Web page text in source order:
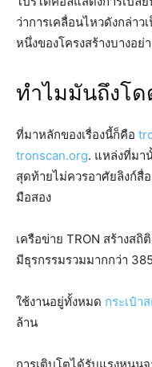
ว่าการเคลื่อนไหวดังกล่า
หนึ่งของโครงสร้างบางอย่
ทำไมมันถึงโด
ที่มาหลักของเรื่องนี้ก็คือ
tronscan.org. แหล่งที่มา
สุดท้ายไม่ควรอาศัยลิงก์สื่
มือสอง
เครือข่าย TRON สร้างส
มีธุรกรรมรวมมากกว่า
ใช้งานอยู่ทั้งหมด กระเป๋า
ล้าน